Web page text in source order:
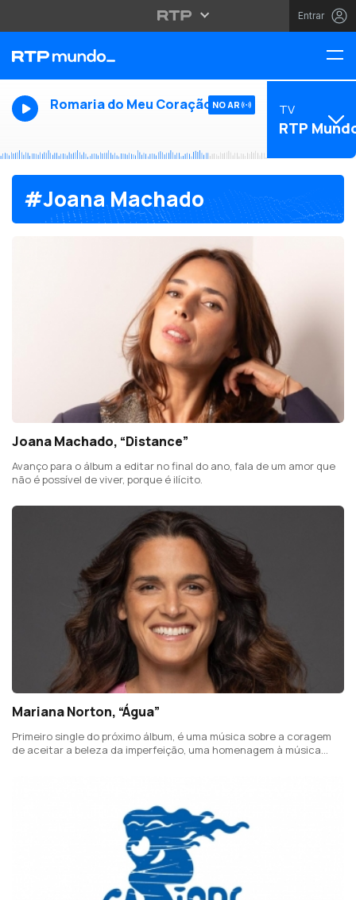
Entrar
Romaria do Meu Coração NO AR TV
RTP
#Joana Machado
Joana Machado, “Distance”
Avanço para o álbum a editar no final do ano, fala de um amor que
não é possível de viver, porque é ilícito.
Mariana Norton, “Água”
Primeiro single do próximo álbum, é uma música sobre a coragem
de aceitar a beleza da imperfeição, uma homenagem à música